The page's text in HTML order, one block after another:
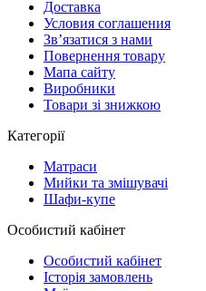
Доставка
Условия соглашения
Зв’язатися з нами
Повернення товару
Мапа сайту
Виробники
Товари зі знижкою
Категорії
Матраси
Мийки та змішувачі
Шафи-купе
Особистий кабінет
Особистий кабінет
Історія замовлень